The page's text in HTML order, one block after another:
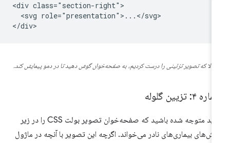
<div class="section-right">
  <svg role="presentation">...</svg>
حالا که تصویر تزئینی را درست کردیم، به صفحه‌خوان گوش دهید تا در دمو پیمایش کند.
۴: تزیین گلوله
شاید متوجه شده باشید که صفحه‌خوان تصویر بولت CSS را در زیر
بیماری‌های نادر می‌خواند. اگرچه این تصویر با آنچه در ماژول